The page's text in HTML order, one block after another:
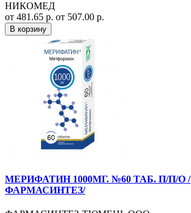
НИКОМЕД
от 481.65 р. от 507.00 р.
В корзину
МЕРИФАТИН 1000МГ. №60 ТАБ. П/П/О /
ФАРМАСИНТЕЗ/